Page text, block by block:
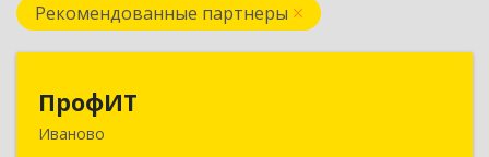
Рекомендованные партнеры
ПрофИТ
Иваново
153000, Ивановская обл, г.о. город Иваново,